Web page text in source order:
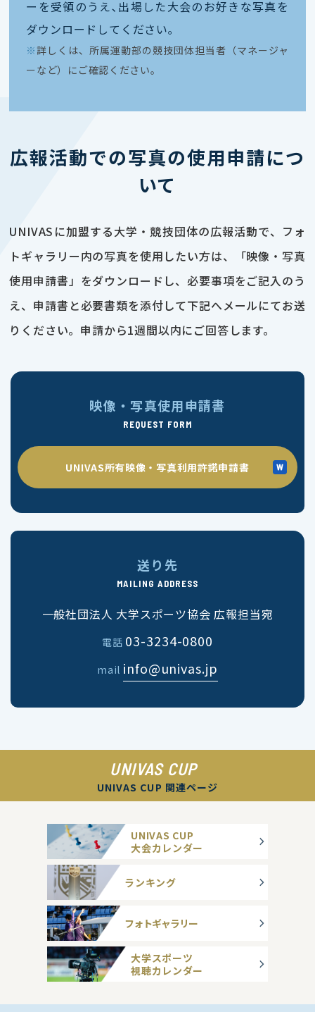
ーを受領のうえ､出場した大会のお好きな写真を
ダウンロードしてください｡
※ 詳しくは、所属運動部の競技団体担当者（マネージャ
ーなど）にご確認ください。
広報活動での写真の使用申請につ
いて
UNIVASに加盟する大学・競技団体の広報活動で、フォ
トギャラリー内の写真を使用したい方は、「映像・写真
使用申請書」をダウンロードし、必要事項をご記入のう
え、申請書と必要書類を添付して下記へメールにてお送
りください。申請から1週間以内にご回答します。
映像・写真使用申請書
REQUEST FORM
UNIVAS所有映像・写真利用許諾申請書
送り先
MAILING ADDRESS
一般社団法人 大学スポーツ協会 広報担当宛
電話 03-3234-0800
mail info@univas.jp
UNIVAS CUP
UNIVAS CUP 関連ページ
UNIVAS CUP
大会カレンダー
ランキング
フォトギャラリー
大学スポーツ
視聴カレンダー